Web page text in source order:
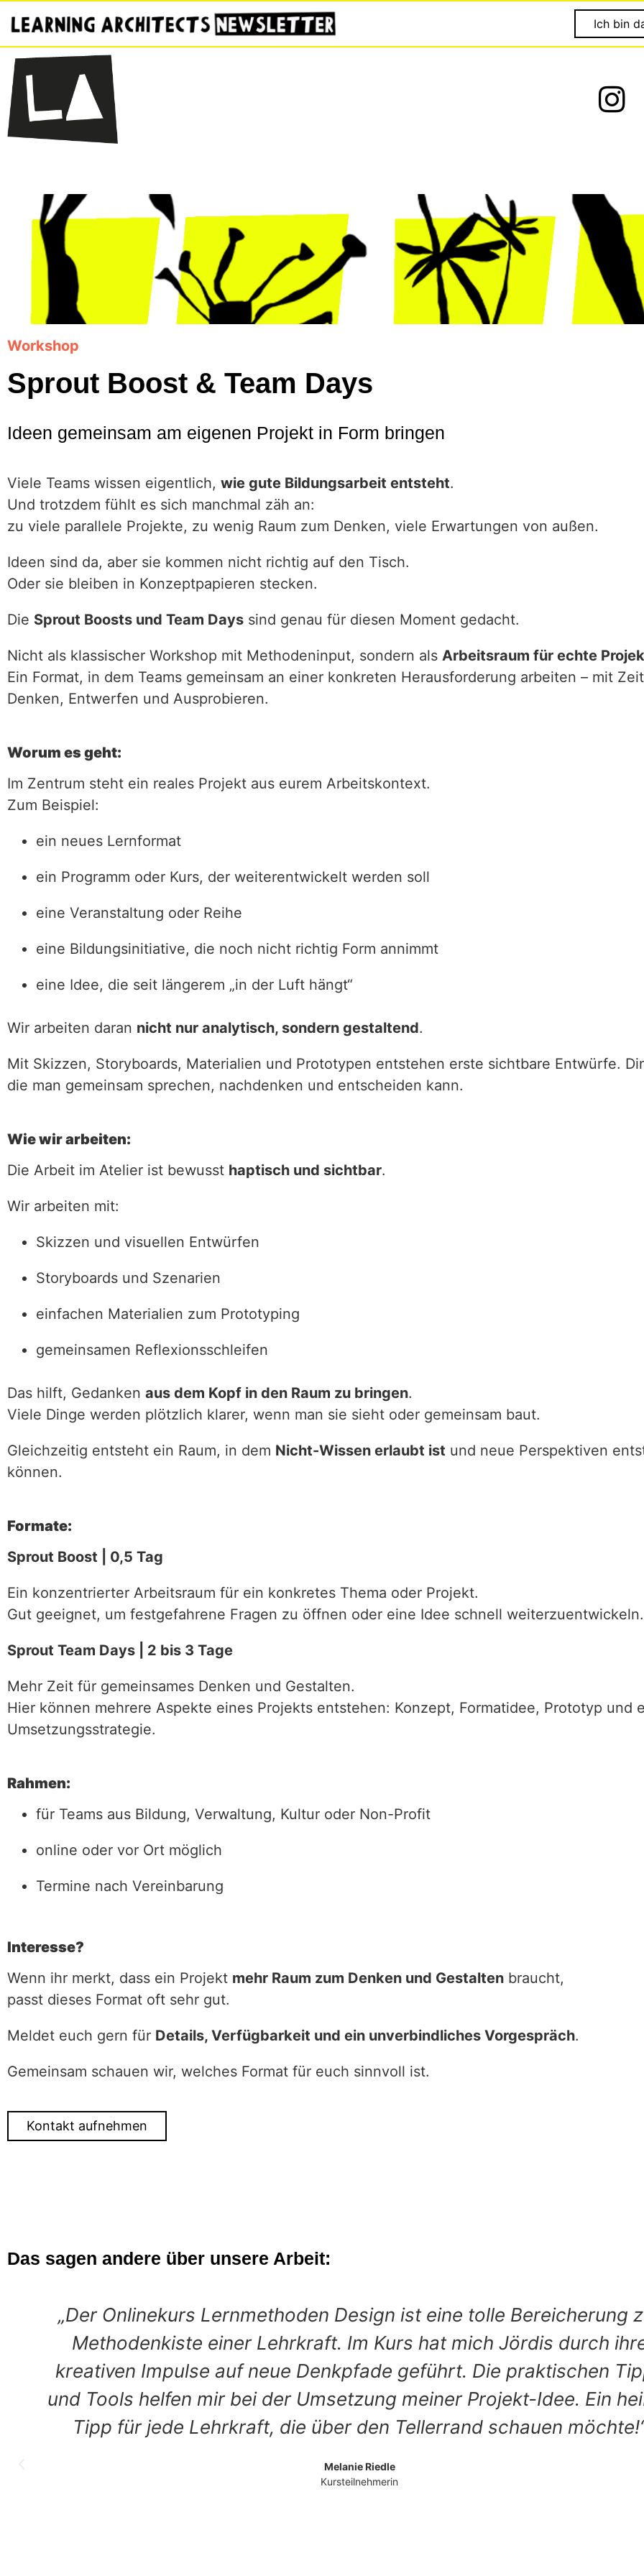
Ich bin
Workshop
Sprout Boost & Team Days
Ideen gemeinsam am eigenen Projekt in Form bringen
Viele Teams wissen eigentlich, wie gute Bildungsarbeit entsteht.
Und trotzdem fühlt es sich manchmal zäh an:
zu viele parallele Projekte, zu wenig Raum zum Denken, viele Erwartungen von außen.
Ideen sind da, aber sie kommen nicht richtig auf den Tisch.
Oder sie bleiben in Konzeptpapieren stecken.
Die Sprout Boosts und Team Days sind genau für diesen Moment gedacht.
Nicht als klassischer Workshop mit Methodeninput, sondern als Arbeitsraum für echte
Ein Format, in dem Teams gemeinsam an einer konkreten Herausforderung arbeiten – mit
Denken, Entwerfen und Ausprobieren.
Worum es geht:
Im Zentrum steht ein reales Projekt aus eurem Arbeitskontext.
Zum Beispiel:
ein neues Lernformat
ein Programm oder Kurs, der weiterentwickelt werden soll
eine Veranstaltung oder Reihe
eine Bildungsinitiative, die noch nicht richtig Form annimmt
eine Idee, die seit längerem „in der Luft hängt“
Wir arbeiten daran nicht nur analytisch, sondern gestaltend.
Mit Skizzen, Storyboards, Materialien und Prototypen entstehen erste sichtbare Entwürfe.
die man gemeinsam sprechen, nachdenken und entscheiden kann.
Wie wir arbeiten:
Die Arbeit im Atelier ist bewusst haptisch und sichtbar.
Wir arbeiten mit:
Skizzen und visuellen Entwürfen
Storyboards und Szenarien
einfachen Materialien zum Prototyping
gemeinsamen Reflexionsschleifen
Das hilft, Gedanken aus dem Kopf in den Raum zu bringen.
Viele Dinge werden plötzlich klarer, wenn man sie sieht oder gemeinsam baut.
Gleichzeitig entsteht ein Raum, in dem Nicht-Wissen erlaubt ist und neue Perspektiven
können.
Formate:
Sprout Boost | 0,5 Tag
Ein konzentrierter Arbeitsraum für ein konkretes Thema oder Projekt.
Gut geeignet, um festgefahrene Fragen zu öffnen oder eine Idee schnell weiterzuentwickeln.
Sprout Team Days | 2 bis 3 Tage
Mehr Zeit für gemeinsames Denken und Gestalten.
Hier können mehrere Aspekte eines Projekts entstehen: Konzept, Formatidee, Prototyp und
Umsetzungsstrategie.
Rahmen:
für Teams aus Bildung, Verwaltung, Kultur oder Non-Profit
online oder vor Ort möglich
Termine nach Vereinbarung
Interesse?
Wenn ihr merkt, dass ein Projekt mehr Raum zum Denken und Gestalten braucht,
passt dieses Format oft sehr gut.
Meldet euch gern für Details, Verfügbarkeit und ein unverbindliches Vorgespräch.
Gemeinsam schauen wir, welches Format für euch sinnvoll ist.
Kontakt aufnehmen
Das sagen andere über unsere Arbeit:
"Der Kurs hat mir nicht nur neue Impulse für kreative
vermittelt, sondern mich auch darin bestärkt, mir meiner
und Haltungen bewusst zu werden und deren Einfluss auf die
meiner Lernangebote zu reflektieren. Die gewonnenen
werde ich künftig nutzen, um z. B. in der mediendidaktischen
Ideen zuzulassen, Vertrautes loszulassen und neue,